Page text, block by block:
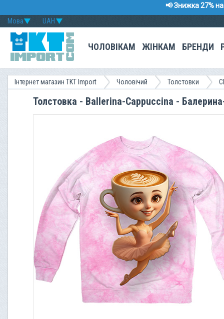
📢 Знижка 27%
UAH
Мова
ЧОЛОВІКАМ ЖІНКАМ БРЕНДИ
Інтернет магазин TKT Import Чоловічий Толстовки
Толстовка - Ballerina-Cappuccina -